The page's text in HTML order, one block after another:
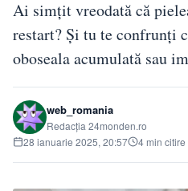
Ai simțit vreodată că
restart? Și tu te confrunți
oboseala acumulată sau
web_romania
Redacția 24monden.ro
28 ianuarie 2025, 20:57
4 min citire